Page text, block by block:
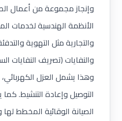
وإنجاز مجموعة من أعمال
الأنظمة الهندسية لخدمات
والتجارية مثل التهوية
والنفايات (تصريف النفايات
وهذا يشمل العزل
التوصيل وإعادة التنشيط.
الصيانة الوقائية المخطط